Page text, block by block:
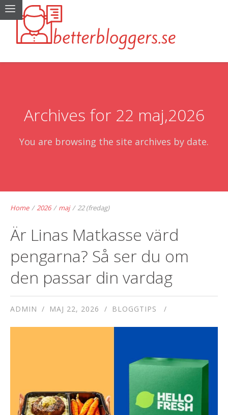
Archives for 22 maj,2026
You are browsing the site archives by date.
Home /2026 / maj / 22 (fredag)
Är Linas Matkasse värd
pengarna? Så ser du om
den passar din vardag
ADMIN MAJ 22, 2026 BLOGGTIPS